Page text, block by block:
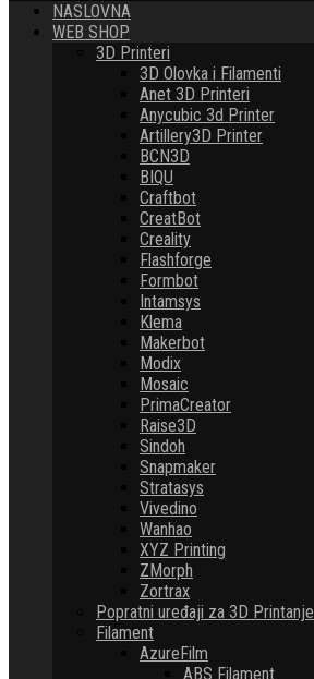
NASLOVNA
WEB SHOP
3D Printeri
3D Olovka i Filamenti
Anet 3D Printeri
Anycubic 3d Printer
Artillery3D Printer
BCN3D
BIQU
Craftbot
CreatBot
Creality
Flashforge
Formbot
Intamsys
Klema
Makerbot
Modix
Mosaic
PrimaCreator
Raise3D
Sindoh
Snapmaker
Stratasys
Vivedino
Wanhao
XYZ Printing
ZMorph
Zortrax
Popratni uređaji za 3D Printanje
Filament
AzureFilm
ABS Filament